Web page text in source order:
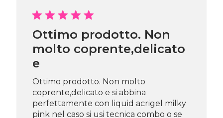
Ottimo prodotto. Non
molto coprente,delicato
e
Ottimo prodotto. Non molto
coprente,delicato e si abbina
perfettamente con liquid acrigel milky
pink nel caso si usi tecnica combo o se